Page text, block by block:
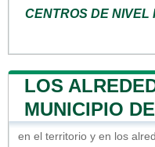
CENTROS DE NIVEL
LOS
MUNICIPIO
en el territorio y en los